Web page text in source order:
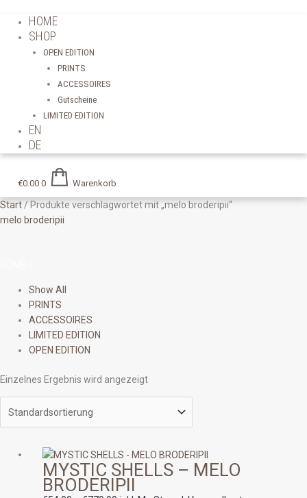
HOME
SHOP
OPEN EDITION
PRINTS
ACCESSOIRES
Gutscheine
LIMITED EDITION
EN
DE
€0.00 0 Warenkorb
Start / Produkte verschlagwortet mit „melo broderipii“
melo broderipii
Show All
PRINTS
ACCESSOIRES
LIMITED EDITION
OPEN EDITION
Einzelnes Ergebnis wird angezeigt
MYSTIC SHELLS – MELO
BRODERIPII
Preisspanne:
€54.00
bis